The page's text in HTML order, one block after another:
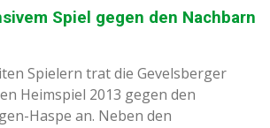
Spiel gegen den Nachbarn
Spielern trat die Gevelsberger
Heimspiel 2013 gegen den
Haspe an. Neben den